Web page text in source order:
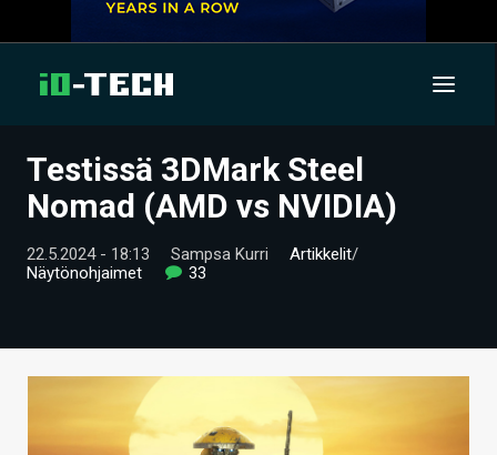
UUTISET
VIDEOT
TIETOA
Testissä 3DMark Steel
Nomad (AMD vs NVIDIA)
22.5.2024 - 18:13 Sampsa Kurri Artikkelit/
Näytönohjaimet
33